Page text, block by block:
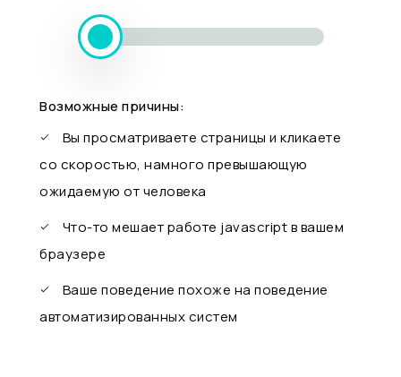
Возможные причины:
Вы просматриваете страницы и кликаете
со скоростью, намного превышающую
ожидаемую от человека
Что-то мешает работе javascript в вашем
браузере
Ваше поведение похоже на поведение
автоматизированных систем